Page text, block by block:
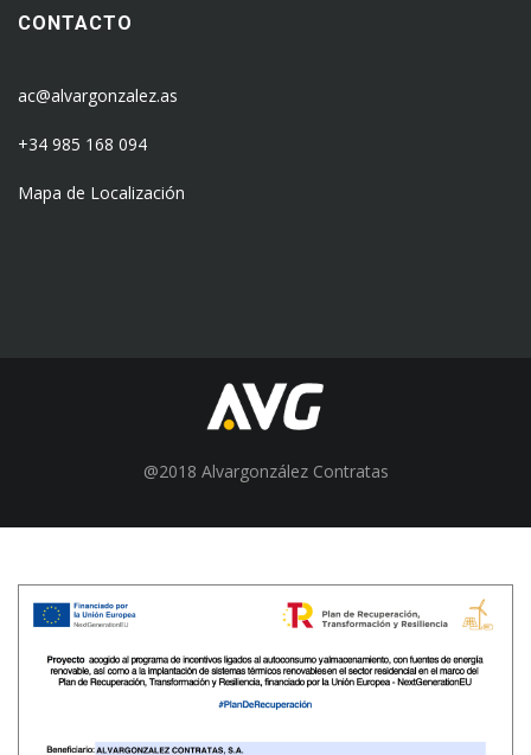
CONTACTO
ac@alvargonzalez.as
+34 985 168 094
Mapa de Localización
@2018 Alvargonzález Contratas